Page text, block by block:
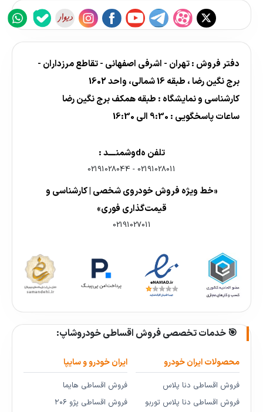
دفتر فروش : تهران - اشرفی اصفهانی - تقاطع مرزداران -
برج نگین رضا ، طبقه 16 شمالی، واحد 1602
کارشناسی و نمایشگاه : طبقه همکف برج نگین رضا
ساعات پاسخگویی : 9:30 الی 16:30
تلفن هdوشمنــــد :
02191028011
-
02191028044
«خط ویژه فروش خودروی شخصی | کارشناسی و
قیمت‌گذاری فوری»
02191027011
🎯 خدمات تخصصی فروش اقساطی خودروشاپ:
محصولات ایران خودرو
فروش اقساطی دنا پلاس
فروش اقساطی دنا پلاس توربو
ایران خودرو و سایپا
فروش اقساطی هایما
فروش اقساطی پژو ۲۰۶